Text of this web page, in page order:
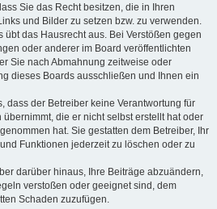
Sie das Recht besitzen, die in Ihren
und Bilder zu setzen bzw. zu verwenden.
übt das Hausrecht aus. Bei Verstößen gegen
oder anderer im Board veröffentlichten
Sie nach Abmahnung zeitweise oder
dieses Boards ausschließen und Ihnen ein
dass der Betreiber keine Verantwortung für
die er nicht selbst erstellt hat oder
hat. Sie gestatten dem Betreiber, Ihr
Funktionen jederzeit zu löschen oder zu
darüber hinaus, Ihre Beiträge abzuändern,
verstoßen oder geeignet sind, dem
Schaden zuzufügen.